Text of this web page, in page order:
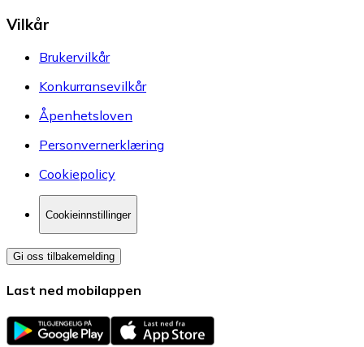
Vilkår
Brukervilkår
Konkurransevilkår
Åpenhetsloven
Personvernerklæring
Cookiepolicy
Cookieinnstillinger
Gi oss tilbakemelding
Last ned mobilappen